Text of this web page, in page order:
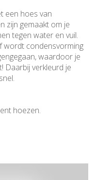
een hoes van
zijn gemaakt om je
tegen water en vuil.
wordt condensvorming
waardoor je
Daarbij verkleurd je
hoezen.